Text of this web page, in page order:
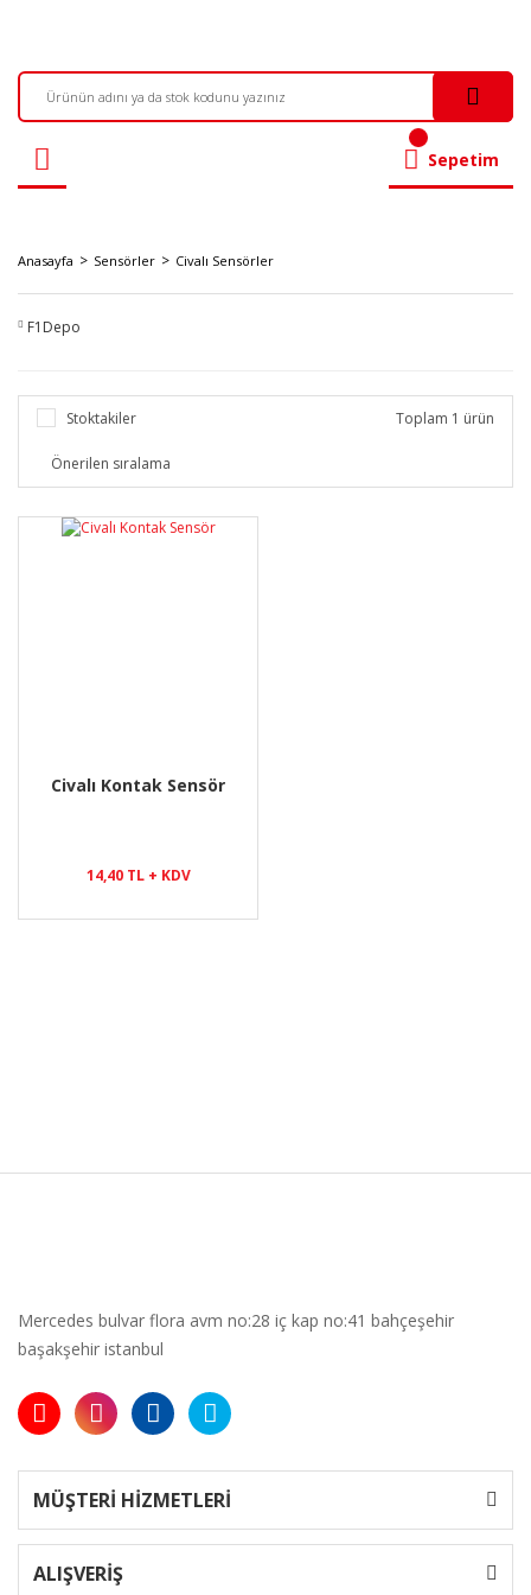
Sepetim
Anasayfa Sensörler Civalı Sensörler
F1Depo
Stoktakiler Toplam 1 ürün
Civalı Kontak Sensör
14,40 TL + KDV
Mercedes bulvar flora avm no:28 iç kap no:41 bahçeşehir
başakşehir istanbul
MÜŞTERİ HİZMETLERİ
ALIŞVERİŞ